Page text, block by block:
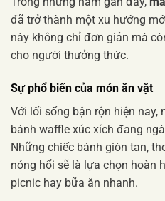
đã trở thành một xu hướng
này không chỉ đơn giản mà
cho người thưởng thức.
Sự phổ biến của món ăn vặt
Với lối sống bận rộn hiện
bánh waffle xúc xích đang
Những chiếc bánh giòn tan,
nóng hổi sẽ là lựa chọn hoàn
picnic hay bữa ăn nhanh.